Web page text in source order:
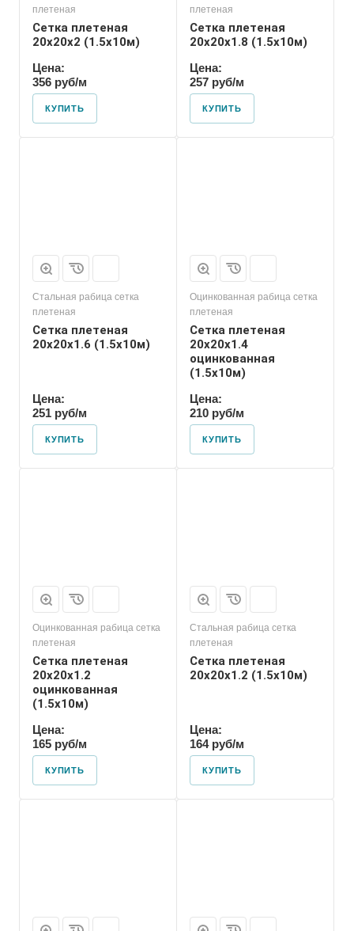
плетеная
Сетка плетеная
20х20х2 (1.5х10м)
Цена:
356 руб/м
КУПИТЬ
плетеная
Сетка плетеная
20х20х1.8 (1.5х10м)
Цена:
257 руб/м
КУПИТЬ
Стальная рабица сетка
плетеная
Сетка плетеная
20х20х1.6 (1.5х10м)
Цена:
251 руб/м
КУПИТЬ
Оцинкованная рабица сетка
плетеная
Сетка плетеная
20х20х1.4
оцинкованная
(1.5х10м)
Цена:
210 руб/м
КУПИТЬ
Оцинкованная рабица сетка
плетеная
Сетка плетеная
20х20х1.2
оцинкованная
(1.5х10м)
Цена:
165 руб/м
КУПИТЬ
Стальная рабица сетка
плетеная
Сетка плетеная
20х20х1.2 (1.5х10м)
Цена:
164 руб/м
КУПИТЬ